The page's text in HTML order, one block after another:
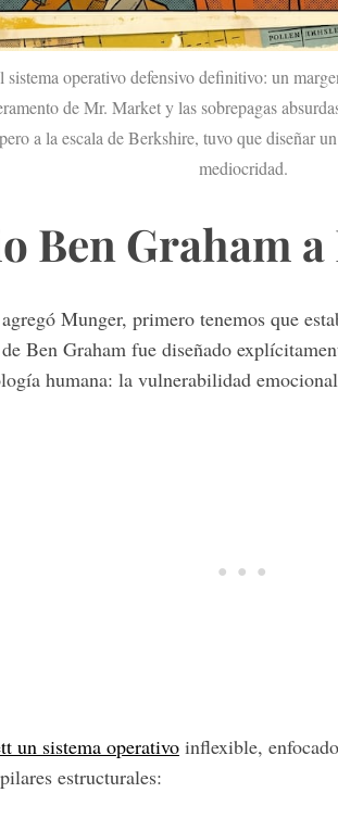
operativo defensivo definitivo: un
de Mr. Market y las sobrepagas
a la escala de Berkshire, tuvo que diseñar
mediocridad.
Ben Graham
Munger, primero tenemos que
Ben Graham fue diseñado
humana: la vulnerabilidad
un sistema operativo inflexible,
estructurales: